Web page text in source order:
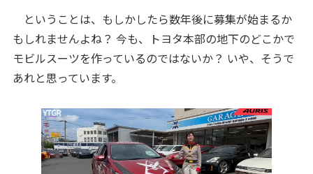
ということは、もしかしたら数年後に募集が始まるか
もしれませんよね？ 今も、トヨタ本部の地下のどこかで
モビルスーツを作っているのではないか？ いや、そうで
あれと思っています。